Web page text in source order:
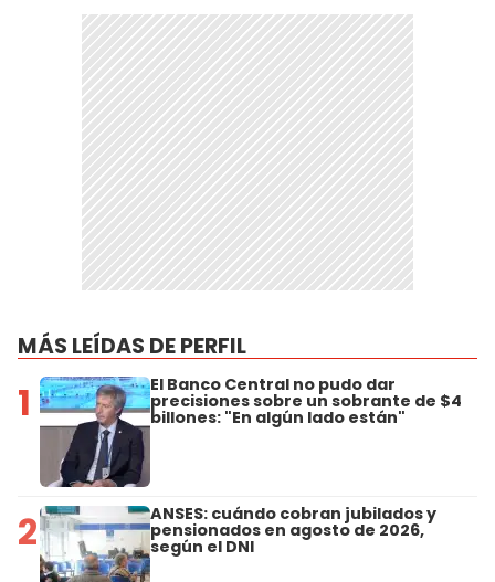
MÁS LEÍDAS DE PERFIL
1 El Banco Central no pudo dar
precisiones sobre un sobrante de $4
billones: "En algún lado están"
2 ANSES: cuándo cobran jubilados y
pensionados en agosto de 2026,
según el DNI